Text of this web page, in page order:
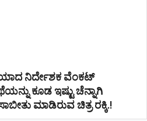
ನಿರ್ದೇಶಕ ವೆಂಕಟ್
ಕೂಡ ಇಷ್ಟು ಚೆನ್ನಾಗಿ
ಮಾಡಿರುವ ಚಿತ್ರ ರಕ್ಕಿ.!